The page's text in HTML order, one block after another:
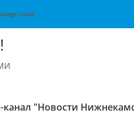
канал "Новости